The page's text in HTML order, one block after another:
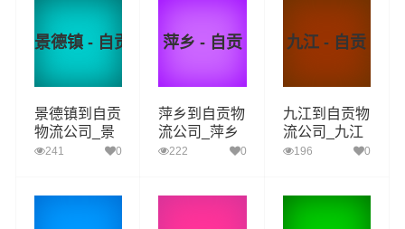
景德镇 - 自贡
景德镇到自贡
物流公司_景
德镇到自贡货
241 0
萍乡 - 自贡
萍乡到自贡物
流公司_萍乡
到自贡货运_
222 0
九江 - 自贡
九江到自贡物
流公司_九江
到自贡货运_
196 0